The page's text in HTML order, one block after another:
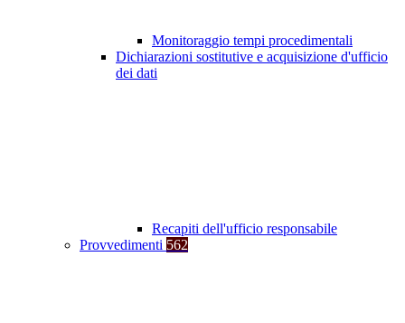
Monitoraggio tempi procedimentali
Dichiarazioni sostitutive e acquisizione d'ufficio
dei dati
Recapiti dell'ufficio responsabile
Provvedimenti 562